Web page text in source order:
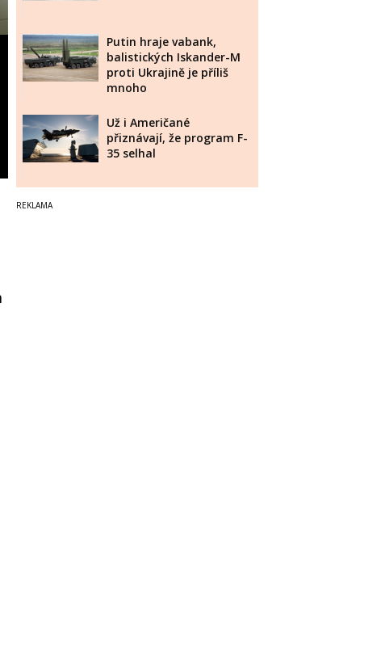
Putin hraje vabank,
balistických Iskander-M
proti Ukrajině je příliš
mnoho
Už i Američané
přiznávají, že program F-
35 selhal